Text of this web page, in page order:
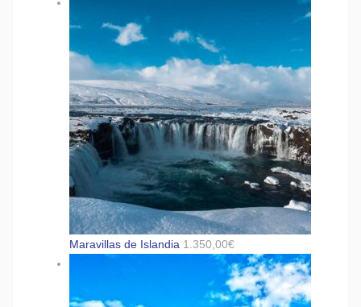
Maravillas de Islandia 1.350,00€